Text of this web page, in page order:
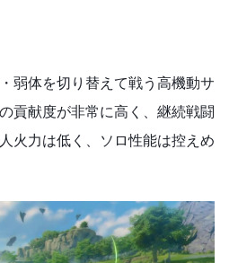
弱体を切り替えて戦う高機動サ
貢献度が非常に高く、継続戦闘
火力は低く、ソロ性能は控えめ